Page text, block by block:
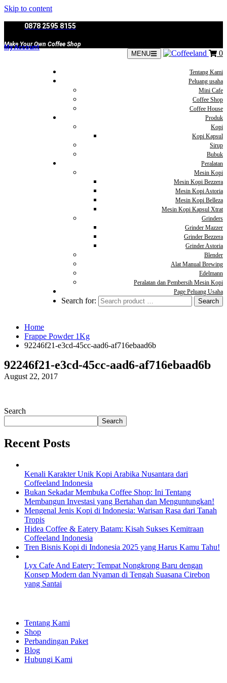
Skip to content
0878 2595 8155
Make Your Own Coffee Shop
My Account
MENU 0
Tentang Kami
Peluang usaha
Mini Cafe
Coffee Shop
Coffee House
Produk
Kopi
Kopi Kapsul
Sirup
Bubuk
Peralatan
Mesin Kopi
Mesin Kopi Bezzera
Mesin Kopi Astoria
Mesin Kopi Belleza
Mesin Kopi Kapsul Xtrat
Grinders
Grinder Mazzer
Grinder Bezzera
Grinder Astoria
Blender
Alat Manual Brewing
Edelmann
Peralatan dan Pembersih Mesin Kopi
Page Peluang Usaha
Search for:
Home
Frappe Powder 1Kg
92246f21-e3cd-45cc-aad6-af716ebaad6b
92246f21-e3cd-45cc-aad6-af716ebaad6b
August 22, 2017
Search
Search
Recent Posts
Kenali Karakter Unik Kopi Arabika Nusantara dari
Coffeeland Indonesia
Bukan Sekadar Membuka Coffee Shop: Ini Tentang
Membangun Investasi yang Bertahan dan Menguntungkan!
Mengenal Jenis Kopi di Indonesia: Warisan Rasa dari Tanah
Tropis
Hidea Coffee & Eatery Batam: Kisah Sukses Kemitraan
Coffeeland Indonesia
Tren Bisnis Kopi di Indonesia 2025 yang Harus Kamu Tahu!
Lyx Cafe And Eatery: Tempat Nongkrong Baru dengan
Konsep Modern dan Nyaman di Tengah Suasana Cirebon
yang Santai
Tentang Kami
Shop
Perbandingan Paket
Blog
Hubungi Kami